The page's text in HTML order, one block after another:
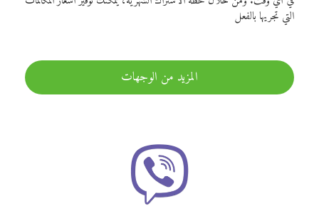
التي تجريها بالفعل
المزيد من الوجهات